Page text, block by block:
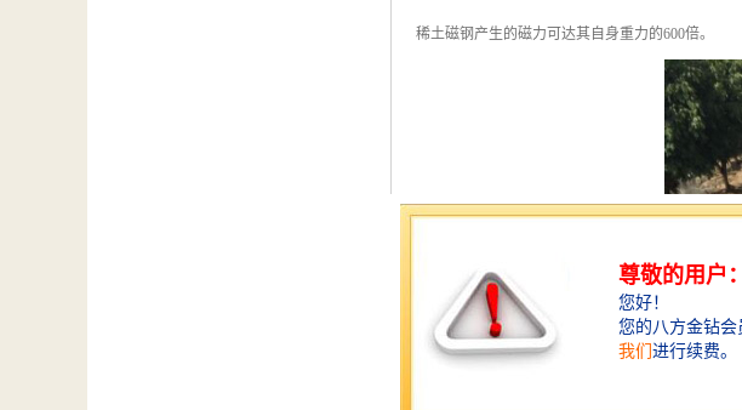
稀土磁钢产生的磁力可达其自身重力的600倍。